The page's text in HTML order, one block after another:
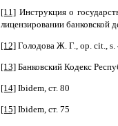
[11] Инструкция о
лицензировании банковской
[12] Голодова Ж. Г., op. cit., s.
[13] Банковский Кодекс
[14] Ibidem, ст. 80
[15] Ibidem, ст. 75